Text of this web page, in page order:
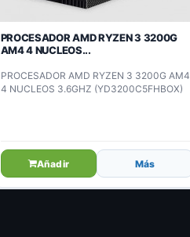
PROCESADOR AMD RYZEN 3 3200G
AM4 4 NUCLEOS...
PROCESADOR AMD RYZEN 3 3200G AM4
4 NUCLEOS 3.6GHZ (YD3200C5FHBOX)
Añadir Más